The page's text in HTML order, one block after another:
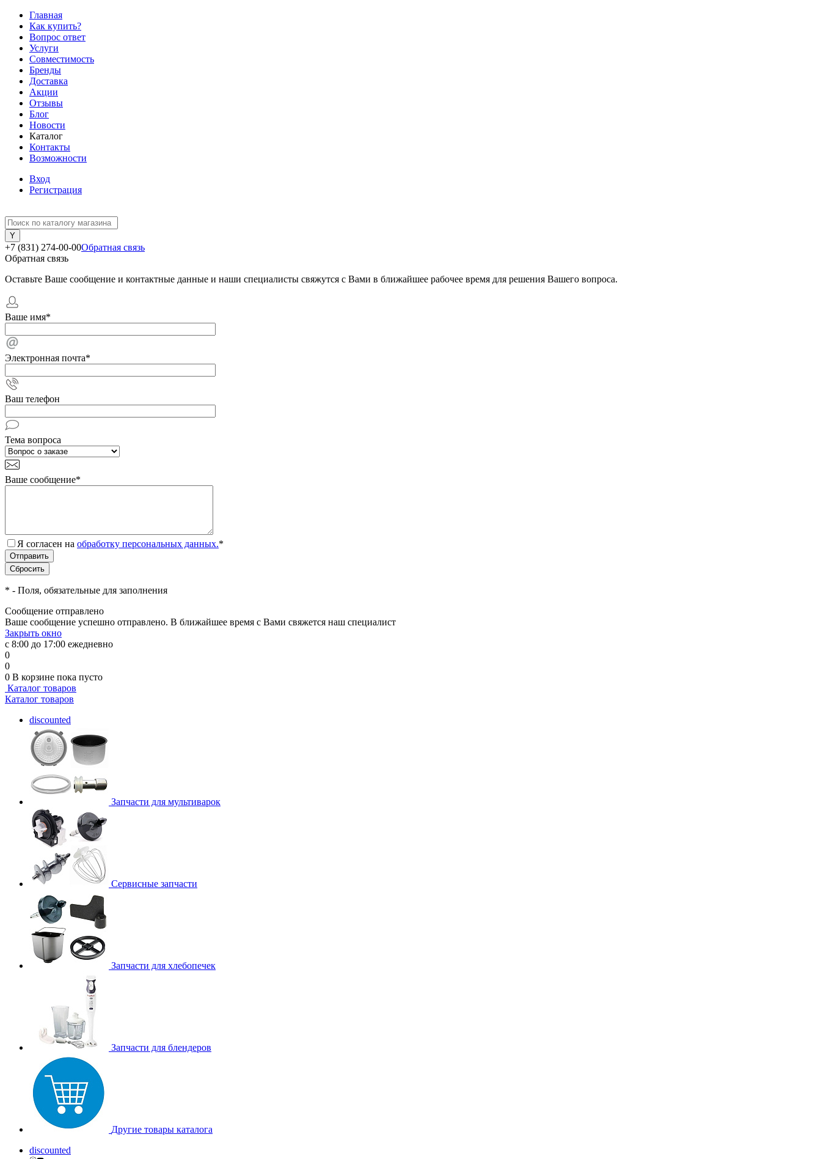
Главная
Как купить?
Вопрос ответ
Услуги
Совместимость
Бренды
Доставка
Акции
Отзывы
Блог
Новости
Каталог
Контакты
Возможности
Вход
Регистрация
+7 (831) 274-00-00Обратная связь
Обратная связь
Оставьте Ваше сообщение и контактные данные и наши специалисты свяжутся с Вами в ближайшее рабочее время для решения Вашего вопроса.
Ваше имя*
Электронная почта*
Ваш телефон
Тема вопроса
Ваше сообщение*
Я согласен на обработку персональных данных.*
* - Поля, обязательные для заполнения
Сообщение отправлено
Ваше сообщение успешно отправлено. В ближайшее время с Вами свяжется наш специалист
Закрыть окно
с 8:00 до 17:00 ежедневно
0
0
0 В корзине пока пусто
Каталог товаров
Каталог товаров
discounted
Запчасти для мультиварок
Сервисные запчасти
Запчасти для хлебопечек
Запчасти для блендеров
Другие товары каталога
discounted